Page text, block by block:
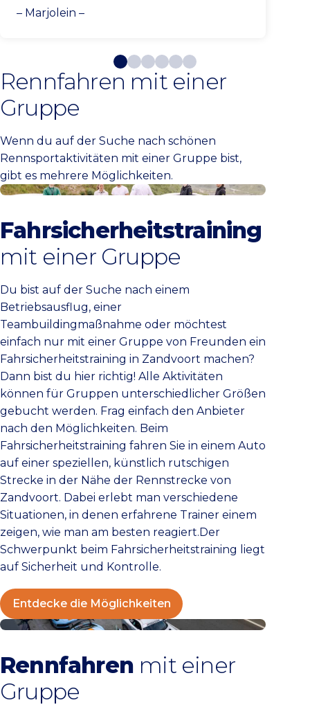
– Marjolein –
Rennfahren mit einer
Gruppe
Wenn du auf der Suche nach schönen
Rennsportaktivitäten mit einer Gruppe bist,
gibt es mehrere Möglichkeiten.
Entdecke die Möglichkeiten
Fahrsicherheitstraining
mit einer Gruppe
Du bist auf der Suche nach einem
Betriebsausflug, einer
Teambuildingmaßnahme oder möchtest
einfach nur mit einer Gruppe von Freunden ein
Fahrsicherheitstraining in Zandvoort machen?
Dann bist du hier richtig! Alle Aktivitäten
können für Gruppen unterschiedlicher Größen
gebucht werden. Frag einfach den Anbieter
nach den Möglichkeiten. Beim
Fahrsicherheitstraining fahren Sie in einem Auto
auf einer speziellen, künstlich rutschigen
Strecke in der Nähe der Rennstrecke von
Zandvoort. Dabei erlebt man verschiedene
Situationen, in denen erfahrene Trainer einem
zeigen, wie man am besten reagiert.Der
Schwerpunkt beim Fahrsicherheitstraining liegt
auf Sicherheit und Kontrolle.
Entdecke die Möglichkeiten
Check die Rennerlebnisse
Rennfahren mit einer
Gruppe